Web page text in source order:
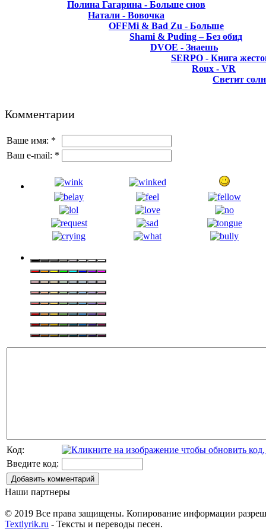
Полина Гагарина - Больше снов
Натали - Вовочка
OFFMi & Bad Zu - Больше
Shami & Puding – Без обид
DVOE - Знаешь
SERPO - Книга
Roux - VR
Светит
Комментарии
Ваше имя: *
Ваш e-mail: *
Код:
Введите код:
Добавить комментарий
Наши партнеры
© 2019 Все права защищены. Копирование информации
Textlyrik.ru - Тексты и переводы песен.